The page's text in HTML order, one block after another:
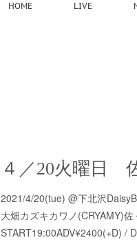
HOME LIVE
2021/4/20(tue) @下北沢
大畑カズキカワノ(CRYAMY)
START19:00ADV¥2400(+D) /